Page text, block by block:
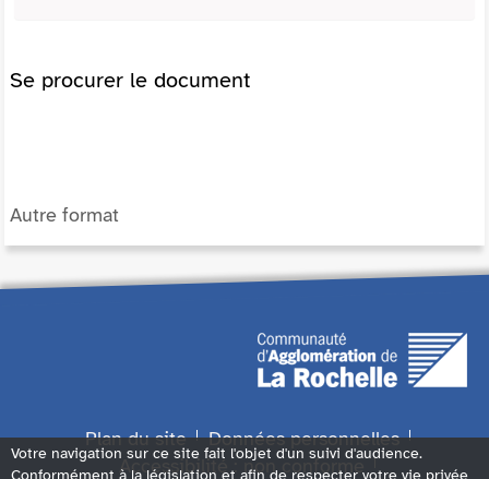
Se procurer le document
Autre format
Plan du site
Données personnelles
Accessibilité : non conforme
Votre navigation sur ce site fait l'objet d'un suivi d'audience.
Conformément à la législation et afin de respecter votre vie privée,